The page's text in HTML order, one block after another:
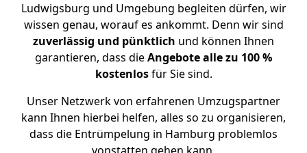
Ludwigsburg und Umgebung begleiten dürfen, wir
wissen genau, worauf es ankommt. Denn wir sind
zuverlässig und pünktlich und können Ihnen
garantieren, dass dieAngebote alle zu 100 %
kostenlosfür Sie sind.
Unser Netzwerk von erfahrenen Umzugspartner
kann Ihnen hierbei helfen, alles so zu organisieren,
dass die Entrümpelung in Hamburg problemlos